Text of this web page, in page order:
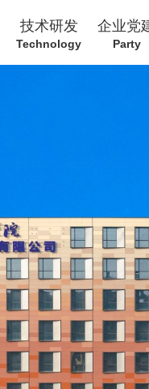
技术研发
Technology
企业党
Party